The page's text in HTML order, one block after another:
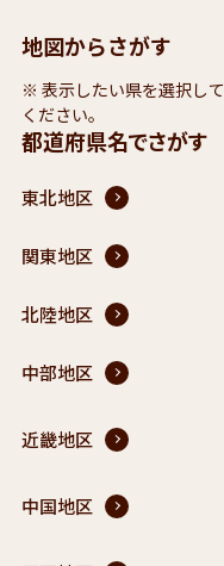
地図からさがす
※ 表示したい県を選択して
ください。
都道府県名でさがす
東北地区
関東地区
北陸地区
中部地区
近畿地区
中国地区